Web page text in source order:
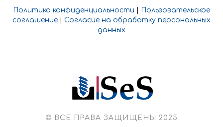
Политика конфиденциальности | Пользовательское
соглашение | Согласие на обработку персональных
данных
© ВСЕ ПРАВА ЗАЩИЩЕНЫ 2025